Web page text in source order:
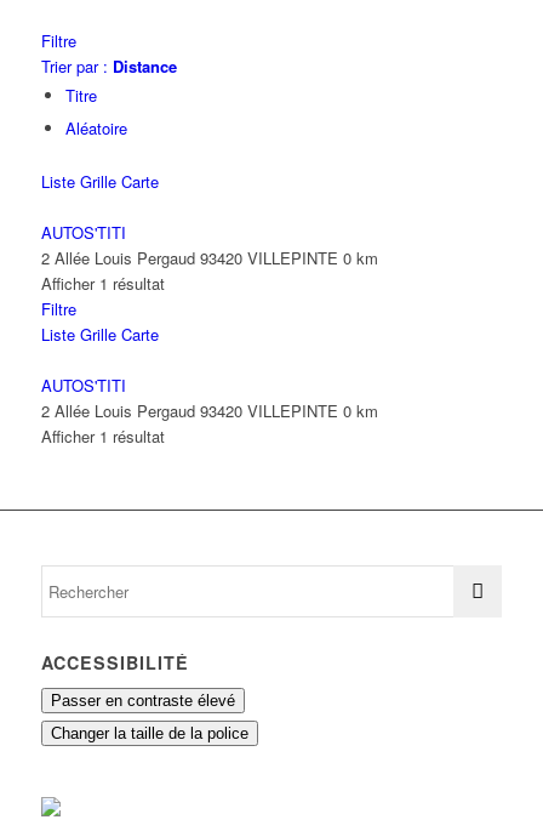
Filtre
Trier par : Distance
Titre
Aléatoire
Liste Grille Carte
AUTOS'TITI
2 Allée Louis Pergaud 93420 VILLEPINTE 0 km
Afficher 1 résultat
Filtre
Liste Grille Carte
AUTOS'TITI
2 Allée Louis Pergaud 93420 VILLEPINTE 0 km
Afficher 1 résultat
ACCESSIBILITÉ
Passer en contraste élevé
Changer la taille de la police